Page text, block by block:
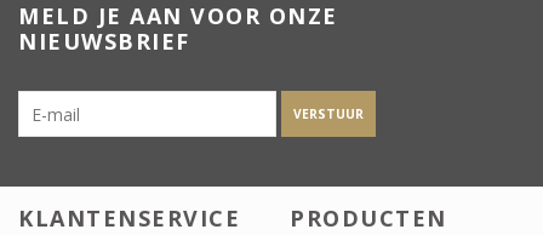
MELD JE AAN VOOR ONZE
NIEUWSBRIEF
VERSTUUR
KLANTENSERVICE PRODUCTEN